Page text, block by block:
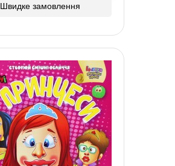
Швидке замовлення